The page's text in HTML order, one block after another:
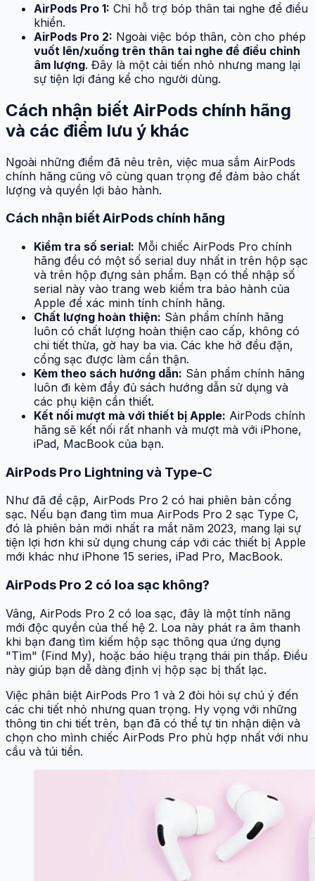
AirPods Pro 1: Chỉ hỗ trợ bóp thân tai nghe để điều
khiển.
AirPods Pro 2: Ngoài việc bóp thân, còn cho phép
vuốt lên/xuống trên thân tai nghe để điều chỉnh
âm lượng. Đây là một cải tiến nhỏ nhưng mang lại
sự tiện lợi đáng kể cho người dùng.
Cách nhận biết AirPods chính hãng
và các điểm lưu ý khác
Ngoài những điểm đã nêu trên, việc mua sắm AirPods
chính hãng cũng vô cùng quan trọng để đảm bảo chất
lượng và quyền lợi bảo hành.
Cách nhận biết AirPods chính hãng
Kiểm tra số serial: Mỗi chiếc AirPods Pro chính
hãng đều có một số serial duy nhất in trên hộp sạc
và trên hộp đựng sản phẩm. Bạn có thể nhập số
serial này vào trang web kiểm tra bảo hành của
Apple để xác minh tính chính hãng.
Chất lượng hoàn thiện: Sản phẩm chính hãng
luôn có chất lượng hoàn thiện cao cấp, không có
chi tiết thừa, gờ hay ba via. Các khe hở đều đặn,
cổng sạc được làm cẩn thận.
Kèm theo sách hướng dẫn: Sản phẩm chính hãng
luôn đi kèm đầy đủ sách hướng dẫn sử dụng và
các phụ kiện cần thiết.
Kết nối mượt mà với thiết bị Apple: AirPods chính
hãng sẽ kết nối rất nhanh và mượt mà với iPhone,
iPad, MacBook của bạn.
AirPods Pro Lightning và Type-C
Như đã đề cập, AirPods Pro 2 có hai phiên bản cổng
sạc. Nếu bạn đang tìm mua AirPods Pro 2 sạc Type C,
đó là phiên bản mới nhất ra mắt năm 2023, mang lại sự
tiện lợi hơn khi sử dụng chung cáp với các thiết bị Apple
mới khác như iPhone 15 series, iPad Pro, MacBook.
AirPods Pro 2 có loa sạc không?
Vâng, AirPods Pro 2 có loa sạc, đây là một tính năng
mới độc quyền của thế hệ 2. Loa này phát ra âm thanh
khi bạn đang tìm kiếm hộp sạc thông qua ứng dụng
"Tìm" (Find My), hoặc báo hiệu trạng thái pin thấp. Điều
này giúp bạn dễ dàng định vị hộp sạc bị thất lạc.
Việc phân biệt AirPods Pro 1 và 2 đòi hỏi sự chú ý đến
các chi tiết nhỏ nhưng quan trọng. Hy vọng với những
thông tin chi tiết trên, bạn đã có thể tự tin nhận diện và
chọn cho mình chiếc AirPods Pro phù hợp nhất với nhu
cầu và túi tiền.